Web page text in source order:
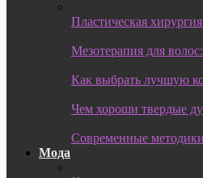
Пластическая
Мезотерапия для
Как выбрать лучшую
Чем хороши твердые
Современные
Мода